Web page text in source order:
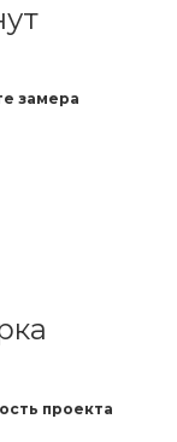
замера
проекта